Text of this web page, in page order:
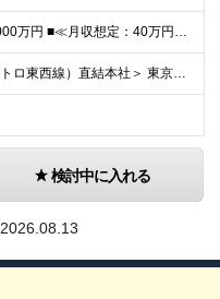
年俸480万円～1,000万円 ■≪月収想定：40万円～83万円≫ ・担当いただく業務範囲やマネジメントの有無など、役割に応じて決定します ・年俸額を12分割し、毎月支給します ・試用期間3カ月あり
＜竹橋駅（東京メトロ東西線）直結本社＞ 東京都千代田区一ツ橋一丁目1番1号パレスサイドビル5F・8F （変更の範囲）上記を除く当社関連勤務地
検討中に入れる
2026.08.13